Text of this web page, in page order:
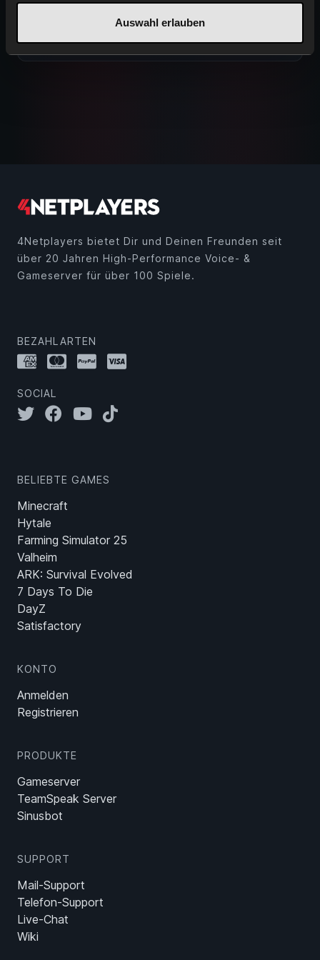
Auswahl erlauben
Whitelist bei TeamSpeak anpassen
Servern nicht angepasst werden. Aus
Sicherheitsgründen stehen nur IP-Adressen …
4Netplayers bietet Dir und Deinen Freunden seit
über 20 Jahren High-Performance Voice- &
Gameserver für über 100 Spiele.
BEZAHLARTEN
SOCIAL
BELIEBTE GAMES
Minecraft
Hytale
Farming Simulator 25
Valheim
ARK: Survival Evolved
7 Days To Die
DayZ
Satisfactory
KONTO
Anmelden
Registrieren
PRODUKTE
Gameserver
TeamSpeak Server
Sinusbot
SUPPORT
Mail-Support
Telefon-Support
Live-Chat
Wiki